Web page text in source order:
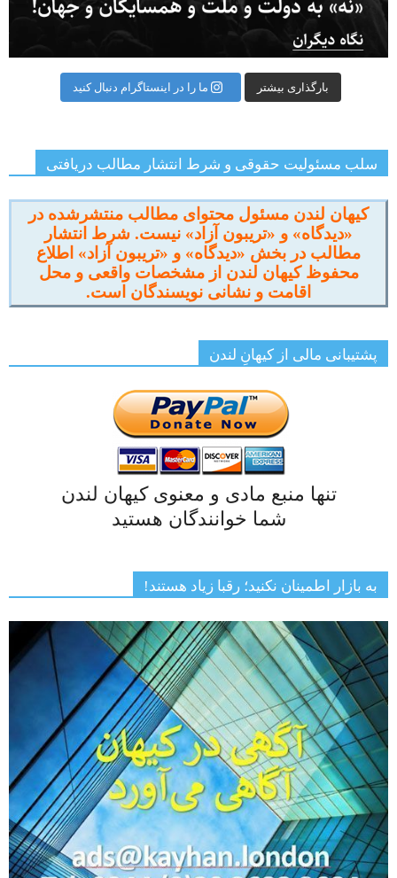
بارگذاری بیشتر ما را در اینستاگرام دنبال کنید
سلب مسئولیت حقوقی و شرط انتشار مطالب دریافتی
کیهان لندن مسئول محتوای مطالب منتشرشده در
«دیدگاه» و «تریبون آزاد» نیست. شرط انتشار
مطالب در بخش «دیدگاه» و «تریبون آزاد» اطلاع
محفوظ کیهان لندن از مشخصات واقعی و محل
اقامت و نشانی نویسندگان است.
پشتیبانی مالی از کیهانِ لندن
تنها منبع مادی و معنوی کیهان لندن
شما خوانندگان هستید
به بازار اطمینان نکنید؛ رقبا زیاد هستند!